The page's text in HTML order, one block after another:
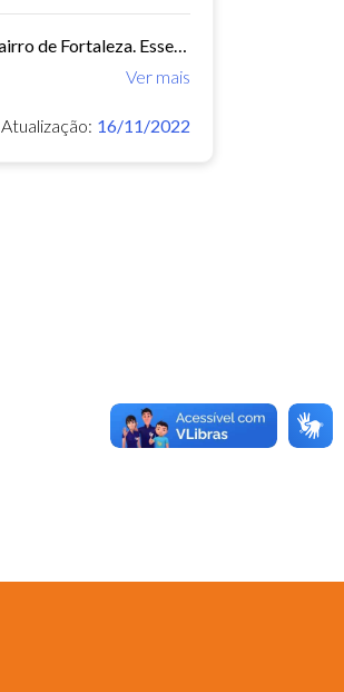
Este conjunto de dados contém indicadores de educação, longevidade e renda para cada bairro de Fortaleza. Esses três indicadores juntos formam o Indice de Desenvolvimento Humano...
Ver mais
Atualização: 16/11/2022